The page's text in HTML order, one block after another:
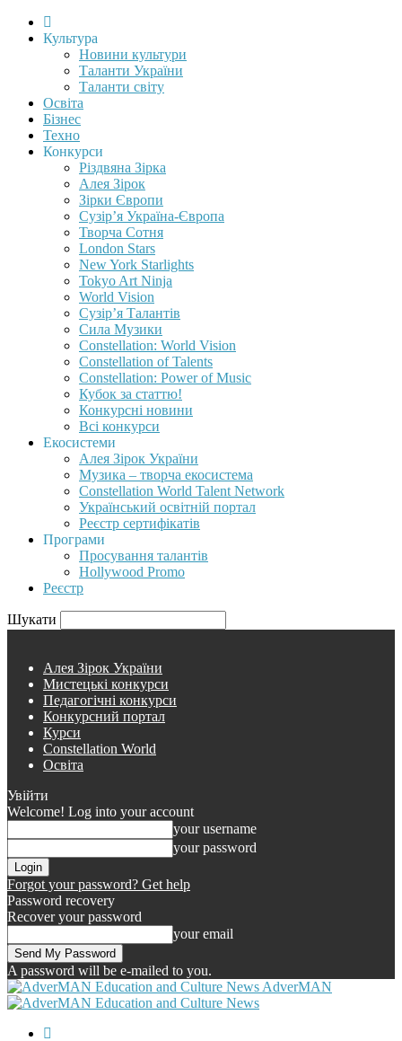
Культура
Новини культури
Таланти України
Таланти світу
Освіта
Бізнес
Техно
Конкурси
Різдвяна Зірка
Алея Зірок
Зірки Європи
Сузір’я Україна-Європа
Творча Сотня
London Stars
New York Starlights
Tokyo Art Ninja
World Vision
Сузір’я Талантів
Сила Музики
Constellation: World Vision
Constellation of Talents
Constellation: Power of Music
Кубок за статтю!
Конкурсні новини
Всі конкурси
Екосистеми
Алея Зірок України
Музика – творча екосистема
Constellation World Talent Network
Український освітній портал
Реєстр сертифікатів
Програми
Просування талантів
Hollywood Promo
Реєстр
Шукати
Алея Зірок України
Мистецькі конкурси
Педагогічні конкурси
Конкурсний портал
Курси
Constellation World
Освіта
Увійти
Welcome! Log into your account
your username
your password
Forgot your password? Get help
Password recovery
Recover your password
your email
A password will be e-mailed to you.
AdverMAN